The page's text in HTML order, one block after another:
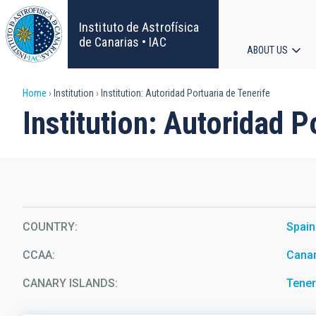
Skip
to
main
content
Instituto de Astrofísica
de Canarias • IAC
ABOUT US
Breadcrumb
Home Institution Institution: Autoridad Portuaria de Tenerife
Institution: Autoridad
COUNTRY Spain
CCAA
CANARY ISLANDS